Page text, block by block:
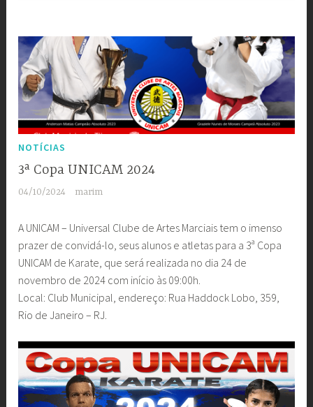
da
3ª
Copa
UNICAM”
NOTÍCIAS
3ª Copa UNICAM 2024
04/10/2024 marim
A UNICAM – Universal Clube de Artes Marciais tem o imenso
prazer de convidá-lo, seus alunos e atletas para a 3ª Copa
UNICAM de Karate, que será realizada no dia 24 de
novembro de 2024 com início às 09:00h.
Local: Club Municipal, endereço: Rua Haddock Lobo, 359,
Rio de Janeiro – RJ.